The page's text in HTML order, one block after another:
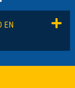
EN